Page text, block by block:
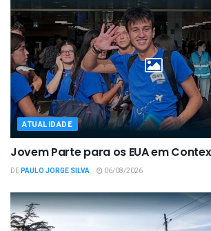
ATUALIDADE
Jovem Parte para os EUA em
DEPAULO JORGE SILVA 06/08/2026